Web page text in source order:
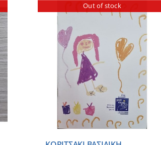
Out of stock
ΠΡΟΣΘΗΚΗ ΣΤΟ ΚΑΛΑΘΙ
ΛΕΠΤΟΜΕΡΕΙΕΣ